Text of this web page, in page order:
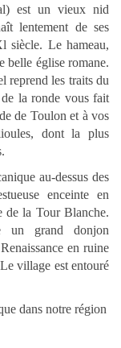
est un vieux nid
lentement de ses
siècle. Le hameau,
belle église romane.
reprend les traits du
la ronde vous fait
de Toulon et à vos
dont la plus
au-dessus des
enceinte en
de la Tour Blanche.
un grand donjon
en ruine
village est entouré
dans notre région